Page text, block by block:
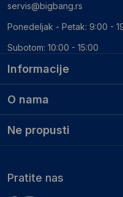
Informacije
O nama
Ne propusti
servis@bigbang.rs
Ponedeljak - Petak: 9:00 -
Subotom: 10:00 - 15:00
Pratite nas